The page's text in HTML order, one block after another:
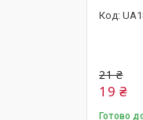
21 ₴
19 ₴
Готово